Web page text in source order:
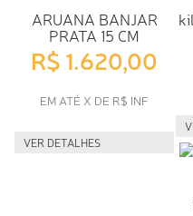
ARUANA BANJAR
PRATA 15 CM
R$ 1.620,00
EM ATÉ X DE R$ INF
VER DETALHES